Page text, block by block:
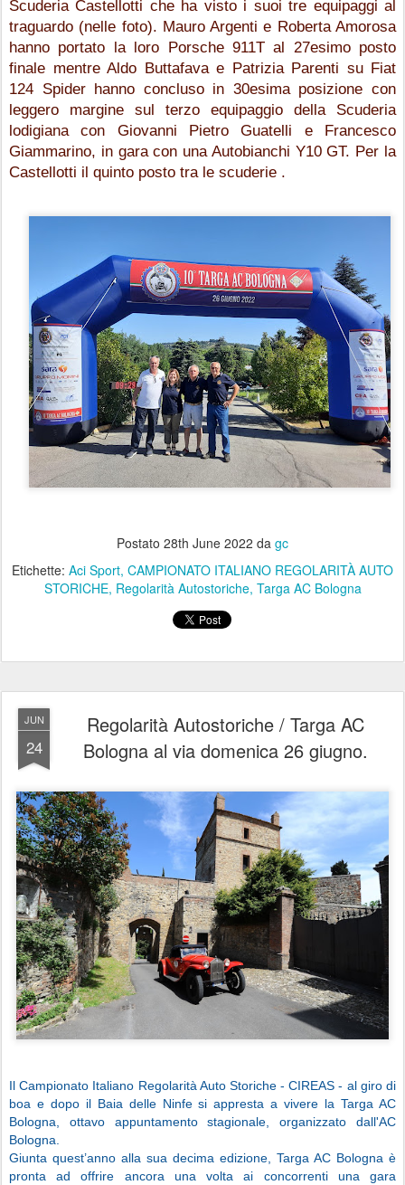
Scuderia Castellotti che ha visto i suoi tre equipaggi al
traguardo (nelle foto). Mauro Argenti e Roberta Amorosa
hanno portato la loro Porsche 911T al 27esimo posto
finale mentre Aldo Buttafava e Patrizia Parenti su Fiat
124 Spider hanno concluso in 30esima posizione con
leggero margine sul terzo equipaggio della Scuderia
lodigiana con Giovanni Pietro Guatelli e Francesco
Giammarino, in gara con una Autobianchi Y10 GT. Per la
Castellotti il quinto posto tra le scuderie .
Postato 28th June 2022 da gc
Etichette: Aci Sport CAMPIONATO ITALIANO REGOLARITÀ AUTO
STORICHE Regolarità Autostoriche Targa AC Bologna
JUN
24
Regolarità Autostoriche / Targa AC
Bologna al via domenica 26 giugno.
Il Campionato Italiano Regolarità Auto Storiche - CIREAS - al giro di
boa e dopo il Baia delle Ninfe si appresta a vivere la Targa AC
Bologna, ottavo appuntamento stagionale, organizzato dall'AC
Bologna.
Giunta quest’anno alla sua decima edizione, Targa AC Bologna è
pronta ad offrire ancora una volta ai concorrenti una gara